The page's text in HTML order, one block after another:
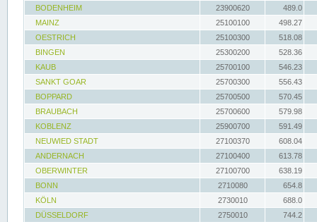
BODENHEIM
23900620
489.0
MAINZ
25100100
498.27
OESTRICH
25100300
518.08
BINGEN
25300200
528.36
KAUB
25700100
546.23
SANKT GOAR
25700300
556.43
BOPPARD
25700500
570.45
BRAUBACH
25700600
579.98
KOBLENZ
25900700
591.49
NEUWIED STADT
27100370
608.04
ANDERNACH
27100400
613.78
OBERWINTER
27100700
638.19
BONN
2710080
654.8
KÖLN
2730010
688.0
DÜSSELDORF
2750010
744.2